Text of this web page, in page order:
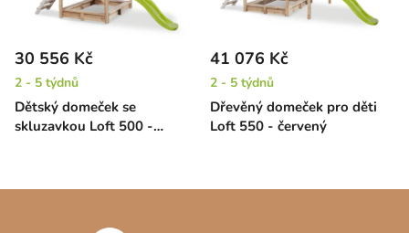
Dětský domeček se
skluzavkou Loft 500 -
30 556 Kč
2 - 5 týdnů
Dřevěný domeček pro děti
Loft 550 - červený
41 076 Kč
2 - 5 týdnů